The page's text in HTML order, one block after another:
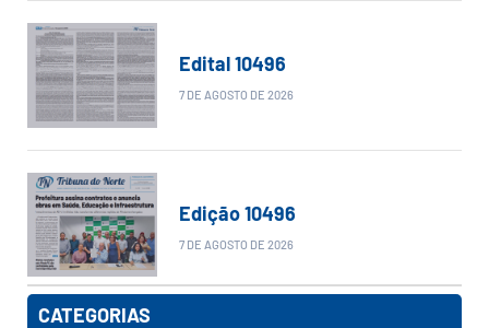
Edital 10496
7 DE AGOSTO DE 2026
Edição 10496
7 DE AGOSTO DE 2026
CATEGORIAS